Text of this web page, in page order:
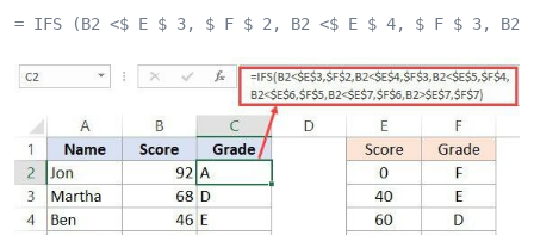
= IFS (B2 <$ E $ 3, $ F $ 2, B2 <$ E $ 4, $ F $ 3,